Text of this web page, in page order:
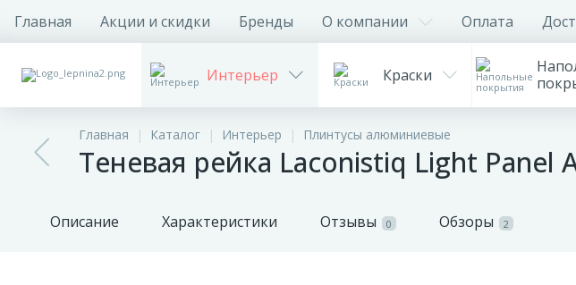
Главная Акции и скидки Бренды О компании Оплата
Интерьер Краски
Главная Каталог Интерьер Плинтусы алюминиевые
Теневая рейка Laconistiq Light
Описание Характеристики Отзывы 0 Обзоры 2